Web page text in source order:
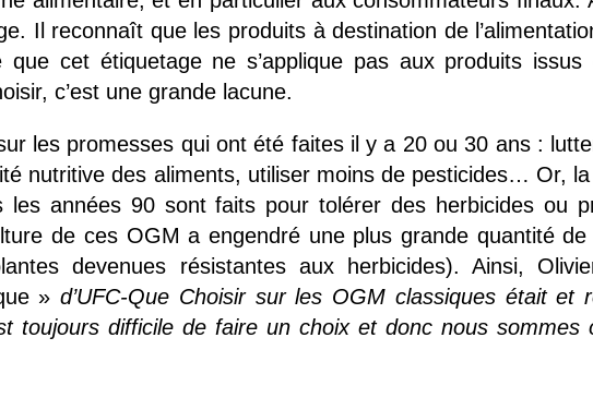
Il reconnaît que les produits à destination de
cet étiquetage ne s’applique pas aux produits issus
c’est une grande lacune.
les promesses qui ont été faites il y a 20 ou 30 ans :
nutritive des aliments, utiliser moins de pesticides… Or,
les années 90 sont faits pour tolérer des herbicides ou
de ces OGM a engendré une plus grande quantité de
devenues résistantes aux herbicides). Ainsi,
»d’UFC-Que Choisir sur les OGM classiques était et
toujours difficile de faire un choix et donc nous sommes